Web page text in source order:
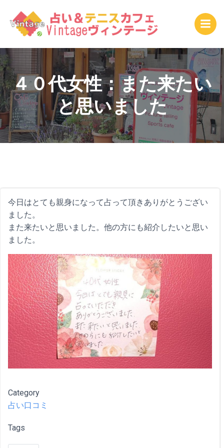
ン
テ
ツ
へ
ス
キ
ッ
プ
４０代女性：また来たい
と思いました
今日はとても親身になって占って頂きありがとうござい
ました。
また来たいと思いました。他の方にも紹介したいと思い
ました。
Category
占い口コミ
Tags